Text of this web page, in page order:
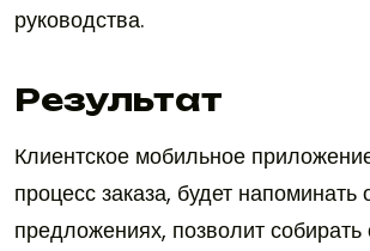
руководства.
Результат
Клиентское мобильное
процесс заказа, будет
предложениях, позволит